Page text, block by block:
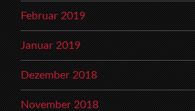
Februar 2019
Januar 2019
Dezember 2018
November 2018